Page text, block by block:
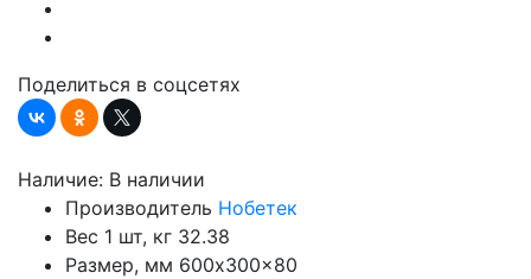
Поделиться в соцсетях
Наличие: В наличии
Производитель Нобетек
Вес 1 шт, кг 32.38
Размер, мм 600x300x80